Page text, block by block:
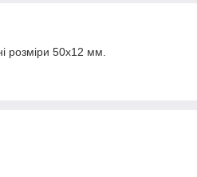
розміри 50х12 мм.